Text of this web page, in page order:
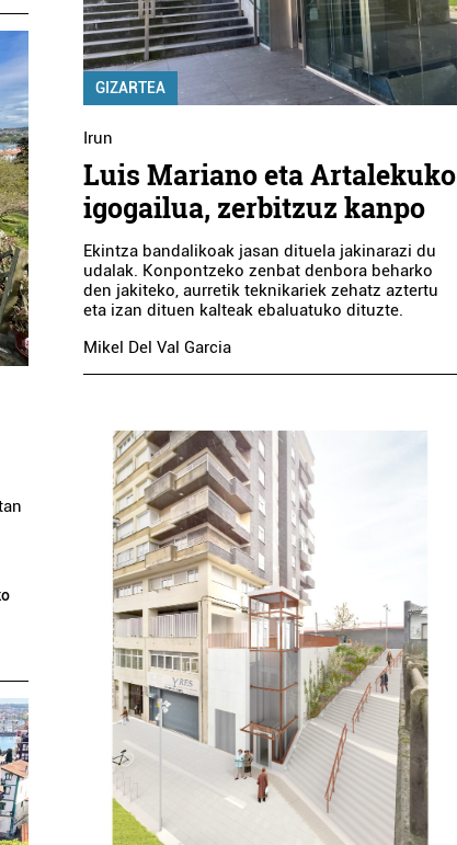
GIZARTEA
Irun
Luis Mariano eta Artalekuko
igogailua, zerbitzuz kanpo
Ekintza bandalikoak jasan dituela jakinarazi du
udalak. Konpontzeko zenbat denbora beharko
den jakiteko, aurretik teknikariek zehatz aztertu
eta izan dituen kalteak ebaluatuko dituzte.
Mikel Del Val Garcia
JANTZIGINTZAK
Errenteria-Orereta